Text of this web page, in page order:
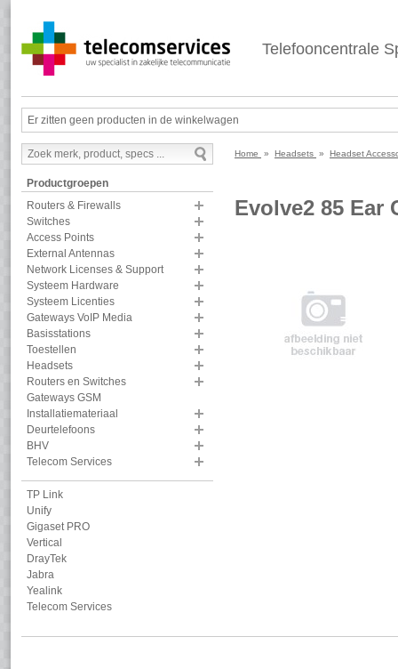
Telefooncentrale
Er zitten geen producten in de winkelwagen
Productgroepen
Routers & Firewalls
Switches
Access Points
External Antennas
Network Licenses & Support
Systeem Hardware
Systeem Licenties
Gateways VoIP Media
Basisstations
Toestellen
Headsets
Routers en Switches
Gateways GSM
Installatiemateriaal
Deurtelefoons
BHV
Telecom Services
TP Link
Unify
Gigaset PRO
Vertical
DrayTek
Jabra
Yealink
Telecom Services
Home » Headsets » Headset
Evolve2 85 Ear